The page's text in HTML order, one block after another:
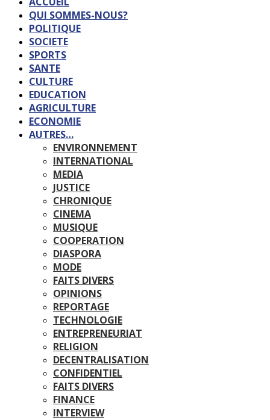
QUI SOMMES-NOUS?
POLITIQUE
SOCIETE
SPORTS
SANTE
CULTURE
EDUCATION
AGRICULTURE
ECONOMIE
AUTRES…
ENVIRONNEMENT
INTERNATIONAL
MEDIA
JUSTICE
CHRONIQUE
CINEMA
MUSIQUE
COOPERATION
DIASPORA
MODE
FAITS DIVERS
OPINIONS
REPORTAGE
TECHNOLOGIE
ENTREPRENEURIAT
RELIGION
DECENTRALISATION
CONFIDENTIEL
FAITS DIVERS
FINANCE
INTERVIEW